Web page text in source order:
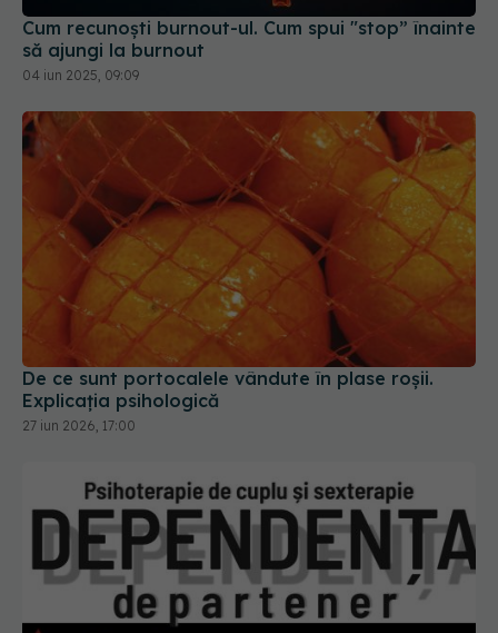
Cum recunoști burnout-ul. Cum spui "stop” înainte
să ajungi la burnout
04 iun 2025, 09:09
De ce sunt portocalele vândute în plase roșii.
Explicația psihologică
27 iun 2026, 17:00